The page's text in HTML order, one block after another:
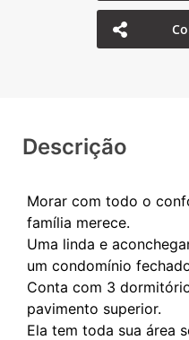
Descrição
Morar com todo o
família merece.
Uma linda e
um condomínio
Conta com 3
pavimento superior.
Ela tem toda sua área